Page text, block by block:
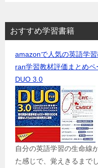
おすすめ学習書籍
amazonで人気の英語学
ran学習教材評価まとめペ
DUO 3.0
自分の英語学習の生命線
た感じで、覚えきるまで